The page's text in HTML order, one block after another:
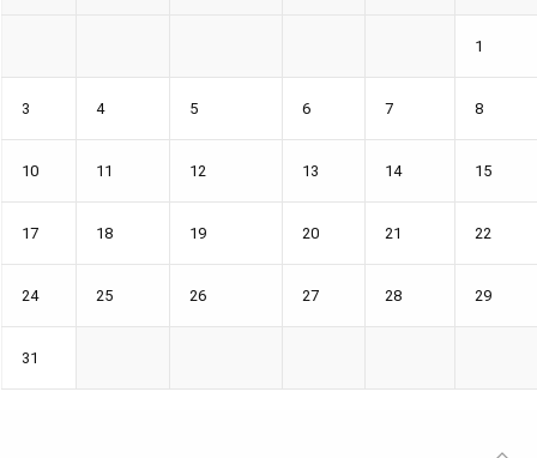
1
3 4 5 6 7 8
10 11 12 13 14 15
17 18 19 20 21 22
24 25 26 27 28 29
31